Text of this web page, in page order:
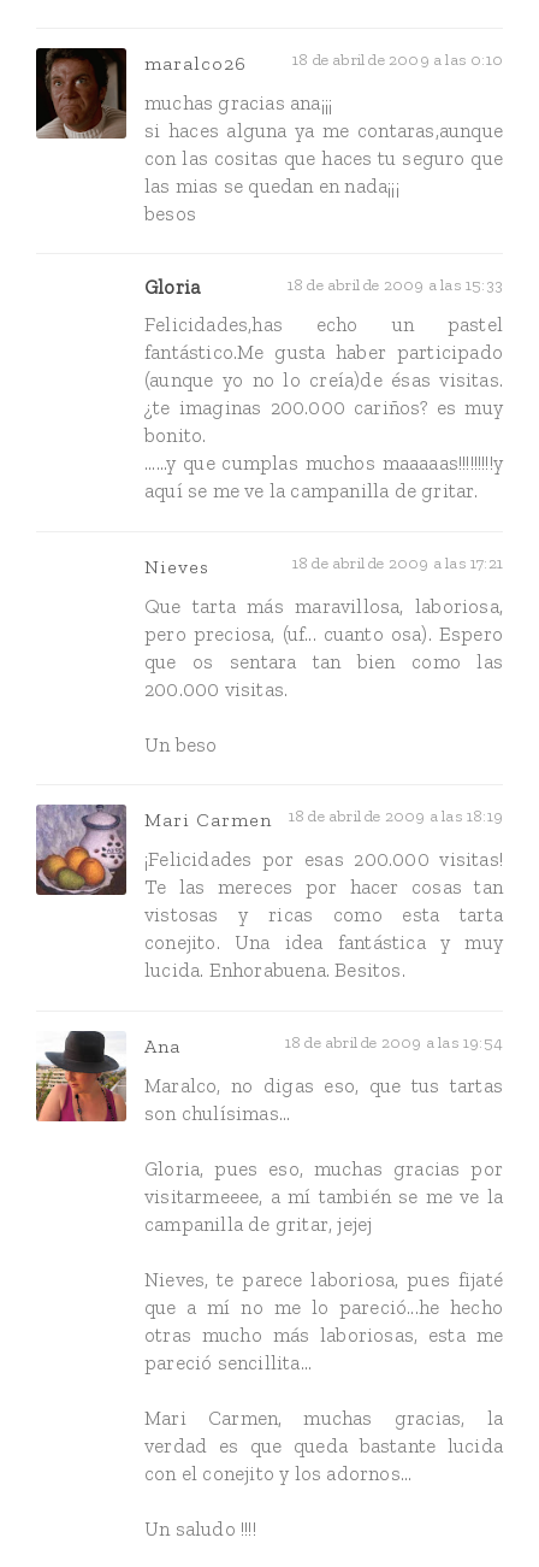
maralco26 18 de abril de 2009 a las 0:10
muchas gracias ana¡¡¡
si haces alguna ya me contaras,aunque
con las cositas que haces tu seguro que
las mias se quedan en nada¡¡¡
besos
Gloria 18 de abril de 2009 a las 15:33
Felicidades,has echo un pastel
fantástico.Me gusta haber participado
(aunque yo no lo creía)de ésas visitas.
¿te imaginas 200.000 cariños? es muy
bonito.
......y que cumplas muchos maaaaas!!!!!!!!!y
aquí se me ve la campanilla de gritar.
Nieves 18 de abril de 2009 a las 17:21
Que tarta más maravillosa, laboriosa,
pero preciosa, (uf... cuanto osa). Espero
que os sentara tan bien como las
200.000 visitas.
Un beso
Mari Carmen 18 de abril de 2009 a las 18:19
¡Felicidades por esas 200.000 visitas!
Te las mereces por hacer cosas tan
vistosas y ricas como esta tarta
conejito. Una idea fantástica y muy
lucida. Enhorabuena. Besitos.
Ana 18 de abril de 2009 a las 19:54
Maralco, no digas eso, que tus tartas
son chulísimas...
Gloria, pues eso, muchas gracias por
visitarmeeee, a mí también se me ve la
campanilla de gritar, jejej
Nieves, te parece laboriosa, pues fijaté
que a mí no me lo pareció...he hecho
otras mucho más laboriosas, esta me
pareció sencillita...
Mari Carmen, muchas gracias, la
verdad es que queda bastante lucida
con el conejito y los adornos...
Un saludo !!!!